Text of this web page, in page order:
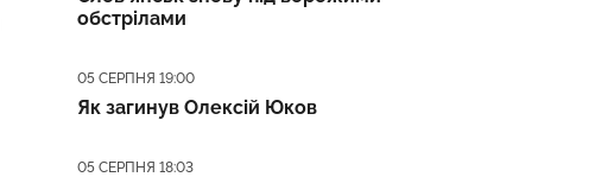
обстрілами
Дата публікації
05 СЕРПНЯ 19:00
Як загинув Олексій Юков
Дата публікації
05 СЕРПНЯ 18:03